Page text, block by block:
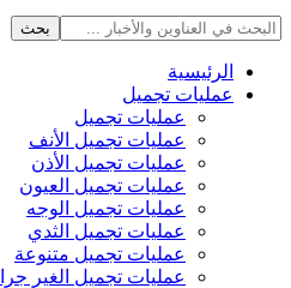
الرئيسية
عمليات تجميل
عمليات تجميل
عمليات تجميل الأنف
عمليات تجميل الأذن
عمليات تجميل العيون
عمليات تجميل الوجه
عمليات تجميل الثدي
عمليات تجميل متنوعة
عمليات تجميل الغير